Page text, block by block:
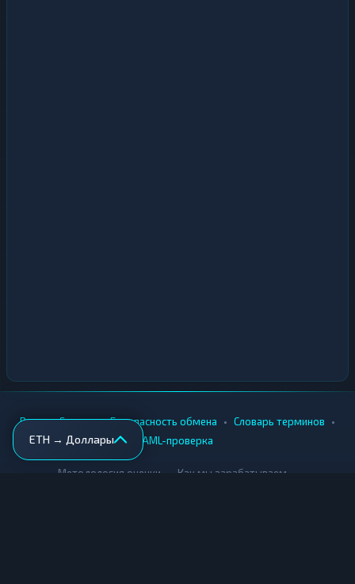
ETH → Доллары
Вики • Города • Безопасность обмена • Словарь терминов •
AML-проверка
Методология оценки Как мы зарабатываем